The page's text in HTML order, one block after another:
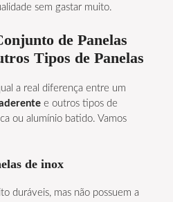
sem gastar muito.
de Panelas
Tipos de Panelas
a real diferença entre um
e outros tipos de
ou alumínio batido. Vamos
de inox
duráveis, mas não possuem a